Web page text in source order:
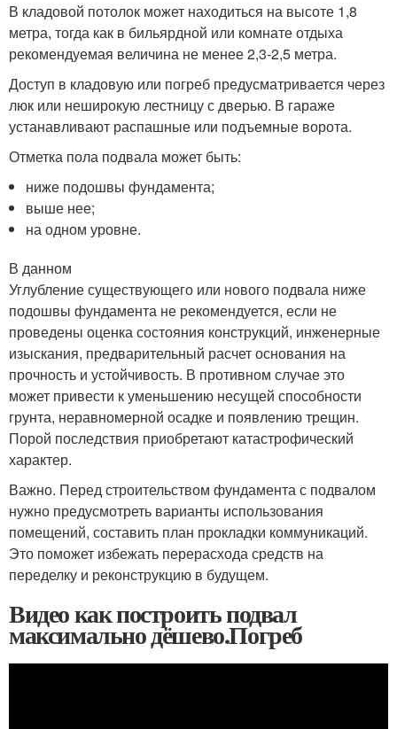
В кладовой потолок может находиться на высоте 1,8
метра, тогда как в бильярдной или комнате отдыха
рекомендуемая величина не менее 2,3-2,5 метра.
Доступ в кладовую или погреб предусматривается через
люк или неширокую лестницу с дверью. В гараже
устанавливают распашные или подъемные ворота.
Отметка пола подвала может быть:
ниже подошвы фундамента;
выше нее;
на одном уровне.
В данном
Углубление существующего или нового подвала ниже
подошвы фундамента не рекомендуется, если не
проведены оценка состояния конструкций, инженерные
изыскания, предварительный расчет основания на
прочность и устойчивость. В противном случае это
может привести к уменьшению несущей способности
грунта, неравномерной осадке и появлению трещин.
Порой последствия приобретают катастрофический
характер.
Важно. Перед строительством фундамента с подвалом
нужно предусмотреть варианты использования
помещений, составить план прокладки коммуникаций.
Это поможет избежать перерасхода средств на
переделку и реконструкцию в будущем.
Видео как построить подвал
максимально дёшево.Погреб